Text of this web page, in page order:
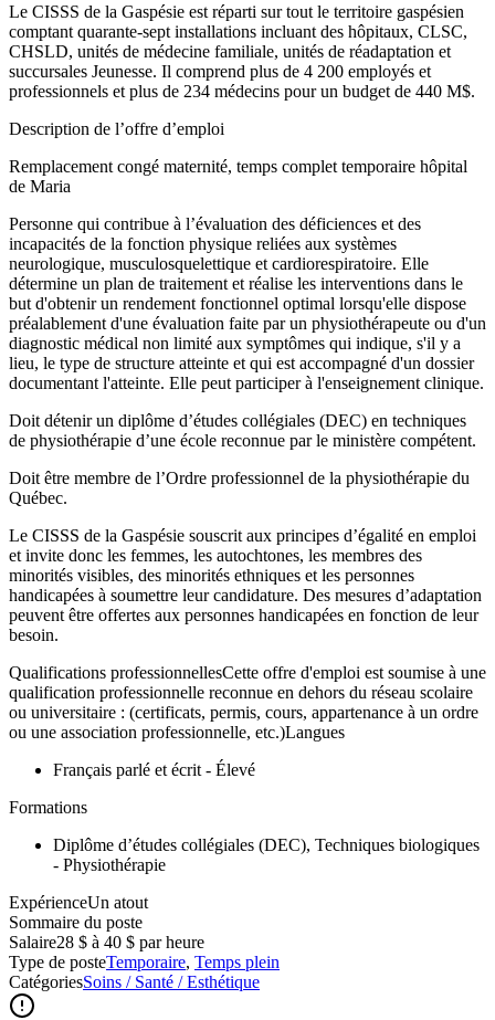
Le CISSS de la Gaspésie est réparti sur tout le territoire gaspésien
comptant quarante-sept installations incluant des hôpitaux, CLSC,
CHSLD, unités de médecine familiale, unités de réadaptation et
succursales Jeunesse. Il comprend plus de 4 200 employés et
professionnels et plus de 234 médecins pour un budget de 440 M$.
Description de l’offre d’emploi
Remplacement congé maternité, temps complet temporaire hôpital
de Maria
Personne qui contribue à l’évaluation des déficiences et des
incapacités de la fonction physique reliées aux systèmes
neurologique, musculosquelettique et cardiorespiratoire. Elle
détermine un plan de traitement et réalise les interventions dans le
but d'obtenir un rendement fonctionnel optimal lorsqu'elle dispose
préalablement d'une évaluation faite par un physiothérapeute ou d'un
diagnostic médical non limité aux symptômes qui indique, s'il y a
lieu, le type de structure atteinte et qui est accompagné d'un dossier
documentant l'atteinte. Elle peut participer à l'enseignement clinique.
Doit détenir un diplôme d’études collégiales (DEC) en techniques
de physiothérapie d’une école reconnue par le ministère compétent.
Doit être membre de l’Ordre professionnel de la physiothérapie du
Québec.
Le CISSS de la Gaspésie souscrit aux principes d’égalité en emploi
et invite donc les femmes, les autochtones, les membres des
minorités visibles, des minorités ethniques et les personnes
handicapées à soumettre leur candidature. Des mesures d’adaptation
peuvent être offertes aux personnes handicapées en fonction de leur
besoin.
Qualifications professionnellesCette offre d'emploi est soumise à une
qualification professionnelle reconnue en dehors du réseau scolaire
ou universitaire : (certificats, permis, cours, appartenance à un ordre
ou une association professionnelle, etc.)Langues
Français parlé et écrit - Élevé
Formations
Diplôme d’études collégiales (DEC), Techniques biologiques
- Physiothérapie
ExpérienceUn atout
Sommaire du poste
Salaire28 $ à 40 $ par heure
Type de posteTemporaire, Temps plein
CatégoriesSoins / Santé / Esthétique